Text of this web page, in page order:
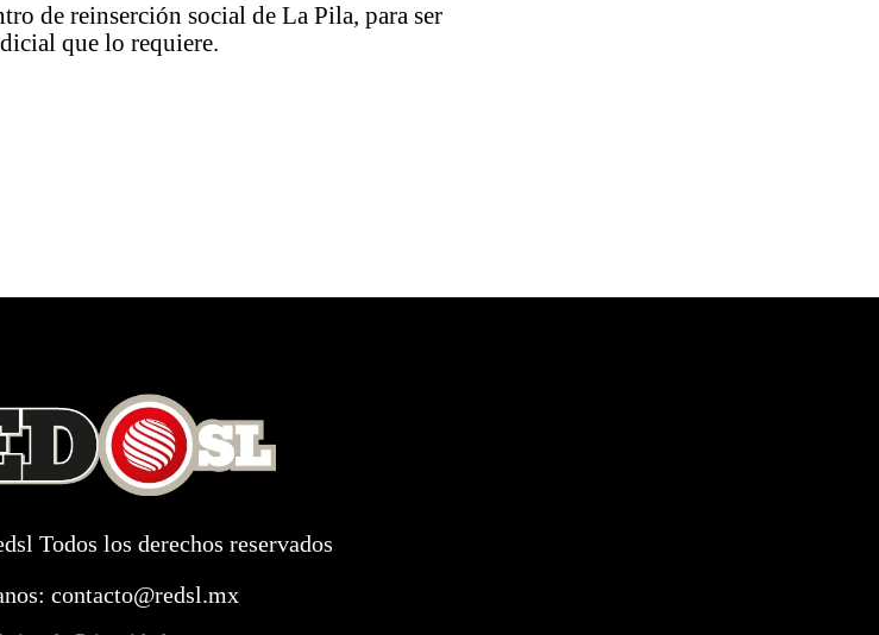
de reinserción social de La Pila, para ser
que lo requiere.
Todos los derechos reservados
contacto@redsl.mx